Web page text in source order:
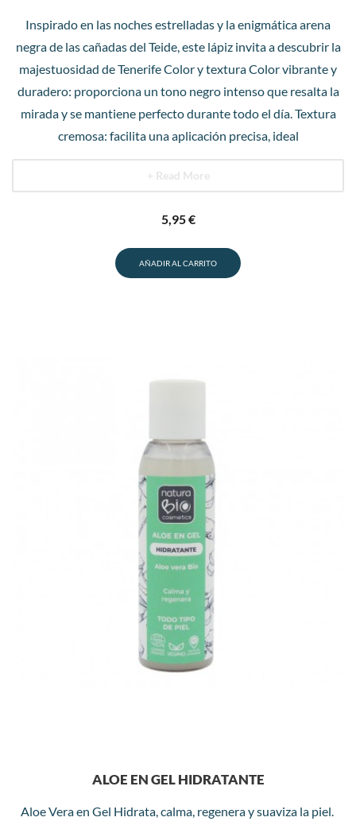
Inspirado en las noches estrelladas y la enigmática arena
negra de las cañadas del Teide, este lápiz invita a descubrir la
majestuosidad de Tenerife Color y textura Color vibrante y
duradero: proporciona un tono negro intenso que resalta la
mirada y se mantiene perfecto durante todo el día. Textura
cremosa: facilita una aplicación precisa, ideal
+ Read More
5,95€
AÑADIR AL CARRITO
ALOE EN GEL HIDRATANTE
Aloe Vera en Gel Hidrata, calma, regenera y suaviza la piel.